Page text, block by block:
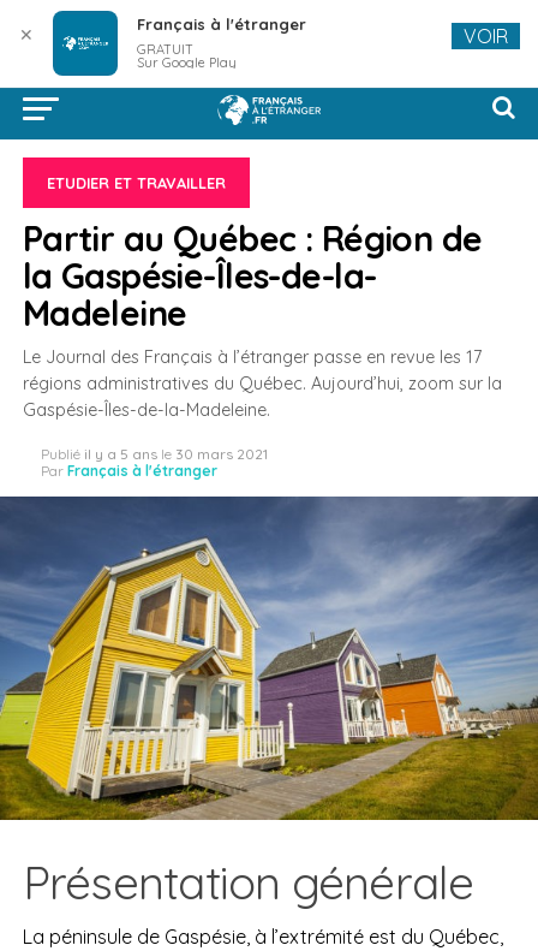
ETUDIER ET TRAVAILLER
Partir au Québec : Région de
la Gaspésie-Îles-de-la-
Madeleine
Le Journal des Français à l’étranger passe en revue les 17
régions administratives du Québec. Aujourd’hui, zoom sur la
Gaspésie-Îles-de-la-Madeleine.
Publié il y a 5 ans le 30 mars 2021
Par Français à l'étranger
Présentation générale
La péninsule de Gaspésie, à l’extrémité est du Québec,
✕ Français à l'étranger
GRATUIT
Sur Google Play
VOIR